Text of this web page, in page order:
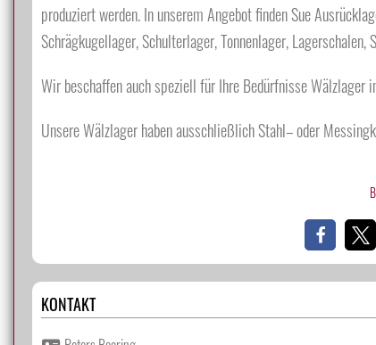
produziert werden. In unserem Angebot finden Sue
Schrägkugellager, Schulterlager, Tonnenlager,
Wir beschaffen auch speziell für Ihre Bedürfnisse Wälzlager
Unsere Wälzlager haben ausschließlich Stahl– oder
KONTAKT